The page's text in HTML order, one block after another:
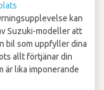
kan
Suzuki-modeller att
bil som uppfyller dina
allt förtjänar din
är lika imponerande